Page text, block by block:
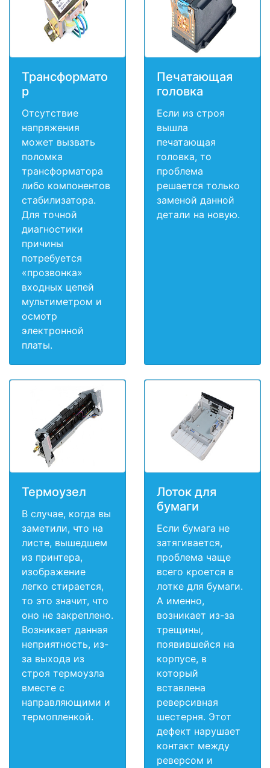
Трансформато
р
Отсутствие
напряжения
может вызвать
поломка
трансформатора
либо компонентов
стабилизатора.
Для точной
диагностики
причины
потребуется
«прозвонка»
входных цепей
мультиметром и
осмотр
электронной
платы.
Печатающая
головка
Если из строя
вышла
печатающая
головка, то
проблема
решается только
заменой данной
детали на новую.
Термоузел
В случае, когда вы
заметили, что на
листе, вышедшем
из принтера,
изображение
легко стирается,
то это значит, что
оно не закреплено.
Возникает данная
неприятность, из-
за выхода из
строя термоузла
вместе с
направляющими и
термопленкой.
Лоток для
бумаги
Если бумага не
затягивается,
проблема чаще
всего кроется в
лотке для бумаги.
А именно,
возникает из-за
трещины,
появившейся на
корпусе, в
который
вставлена
реверсивная
шестерня. Этот
дефект нарушает
контакт между
реверсом и